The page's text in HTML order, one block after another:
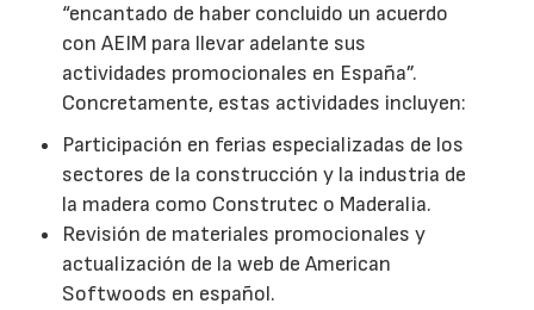
“encantado de haber concluido un acuerdo
con AEIM para llevar adelante sus
actividades promocionales en España”.
Concretamente, estas actividades incluyen:
Participación en ferias especializadas de los
sectores de la construcción y la industria de
la madera como Construtec o Maderalia.
Revisión de materiales promocionales y
actualización de la web de American
Softwoods en español.